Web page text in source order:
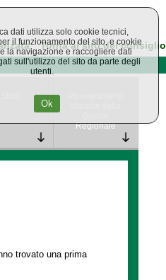
Torna al sito del consiglio
Regionale
trovato una prima
dati utilizza solo cookie tecnici,
il funzionamento del sito, e cookie
la navigazione e raccogliere dati
sull'utilizzo del sito da parte degli
utenti.
Ok